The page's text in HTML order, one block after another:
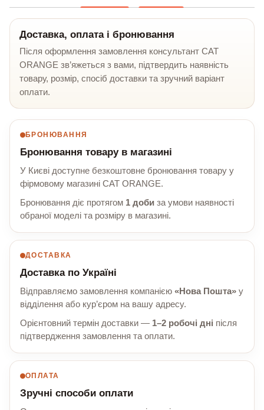
Доставка, оплата і бронювання
Після оформлення замовлення консультант CAT
ORANGE зв’яжеться з вами, підтвердить наявність
товару, розмір, спосіб доставки та зручний варіант
оплати.
БРОНЮВАННЯ
Бронювання товару в магазині
У Києві доступне безкоштовне бронювання товару у
фірмовому магазині CAT ORANGE.
Бронювання діє протягом 1 доби за умови наявності
обраної моделі та розміру в магазині.
ДОСТАВКА
Доставка по Україні
Відправляємо замовлення компанією «Нова Пошта» у
відділення або кур’єром на вашу адресу.
Орієнтовний термін доставки — 1–2 робочі дні після
підтвердження замовлення та оплати.
ОПЛАТА
Зручні способи оплати